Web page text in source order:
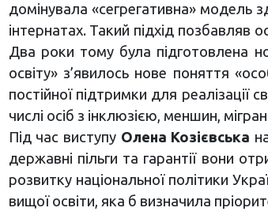
домінувала «сегрегативна» модель
інтернатах. Такий підхід
Два роки тому була підготовлена
освіту» з’явилось нове поняття
постійної підтримки для
числі осіб з інклюзією, меншин,
Під час виступу Олена Козієвська
державні пільги та гарантії вони
розвитку національної політики
вищої освіти, яка б визначила